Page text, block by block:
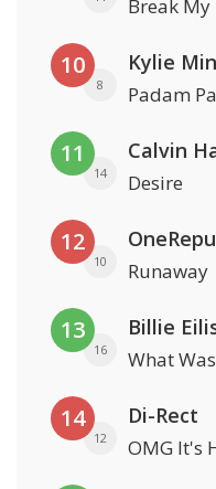
Break
10
8
Kylie
Padam
11
14
Calvin
Desire
12
10 Runaway
13
16
Billie
What
14
12
Di-Rect
OMG It's